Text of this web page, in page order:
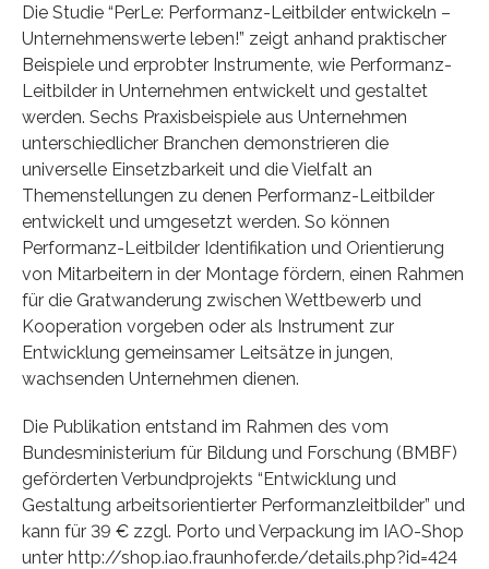
Die Studie “PerLe: Performanz-Leitbilder entwickeln –
Unternehmenswerte leben!” zeigt anhand praktischer
Beispiele und erprobter Instrumente, wie Performanz-
Leitbilder in Unternehmen entwickelt und gestaltet
werden. Sechs Praxisbeispiele aus Unternehmen
unterschiedlicher Branchen demonstrieren die
universelle Einsetzbarkeit und die Vielfalt an
Themenstellungen zu denen Performanz-Leitbilder
entwickelt und umgesetzt werden. So können
Performanz-Leitbilder Identifikation und Orientierung
von Mitarbeitern in der Montage fördern, einen Rahmen
für die Gratwanderung zwischen Wettbewerb und
Kooperation vorgeben oder als Instrument zur
Entwicklung gemeinsamer Leitsätze in jungen,
wachsenden Unternehmen dienen.
Die Publikation entstand im Rahmen des vom
Bundesministerium für Bildung und Forschung (BMBF)
geförderten Verbundprojekts “Entwicklung und
Gestaltung arbeitsorientierter Performanzleitbilder” und
kann für 39 € zzgl. Porto und Verpackung im IAO-Shop
unter http://shop.iao.fraunhofer.de/details.php?id=424